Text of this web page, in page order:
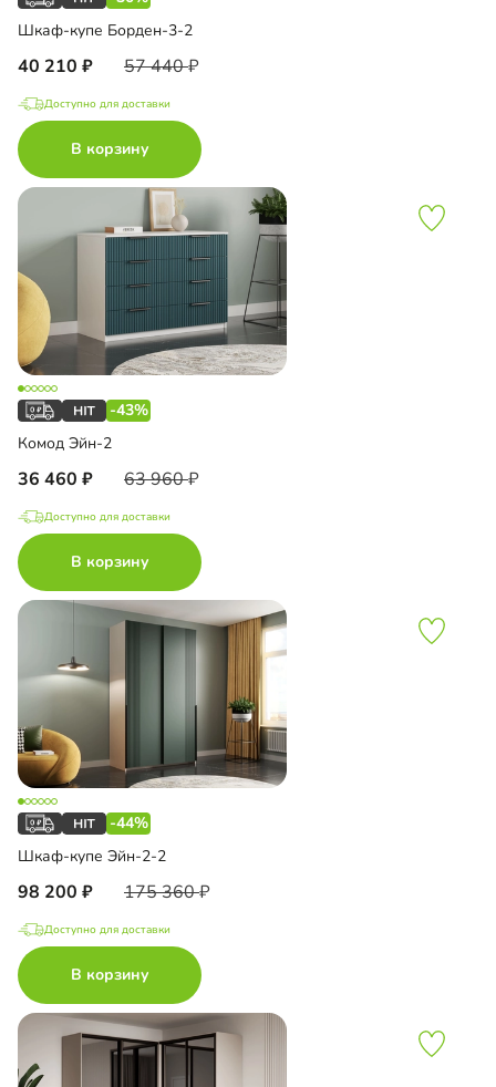
Шкаф-купе Борден-3-2
40 210 57 440
Доступно для доставки
В корзину
-43%
Комод Эйн-2
36 460 63 960
Доступно для доставки
В корзину
-44%
Шкаф-купе Эйн-2-2
98 200 175 360
Доступно для доставки
В корзину